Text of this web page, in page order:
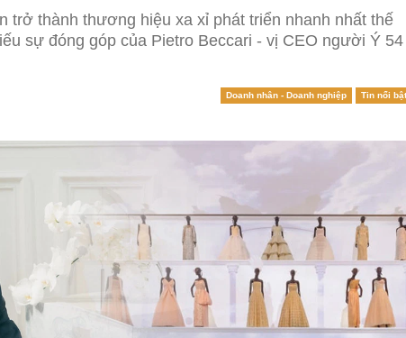
trở thành thương hiệu xa xỉ phát triển nhanh nhất thế
sự đóng góp của Pietro Beccari - vị CEO người Ý 54
Doanh nhân - Doanh nghiệp Tin nổi bật